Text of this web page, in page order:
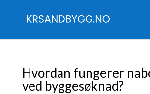
Hvordan fungerer
ved byggesøknad?